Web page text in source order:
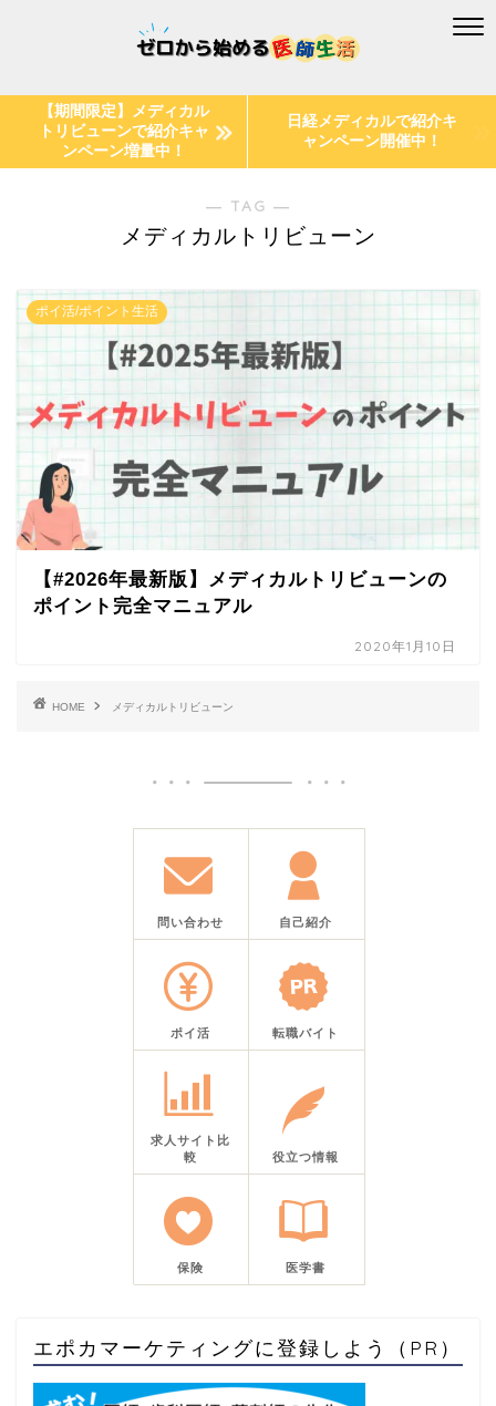
【期間限定】メディカル
トリビューンで紹介キャ
ンペーン増量中！
日経メディカルで紹介キ
ャンペーン開催中！
― TAG ―
メディカルトリビューン
ポイ活/ポイント生活
【#2026年最新版】メディカルトリビューンの
ポイント完全マニュアル
2020年1月10日
HOME メディカルトリビューン
問い合わせ 自己紹介
ポイ活 転職バイト
求人サイト比
較
役立つ情報
保険 医学書
エポカマーケティングに登録しよう（PR）